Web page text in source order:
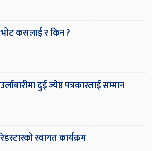
भोट कसलाई र किन ?
उर्लाबारीमा दुई ज्येष्ठ पत्रकारलाई सम्मान
रेडस्टारको स्वागत कार्यक्रम